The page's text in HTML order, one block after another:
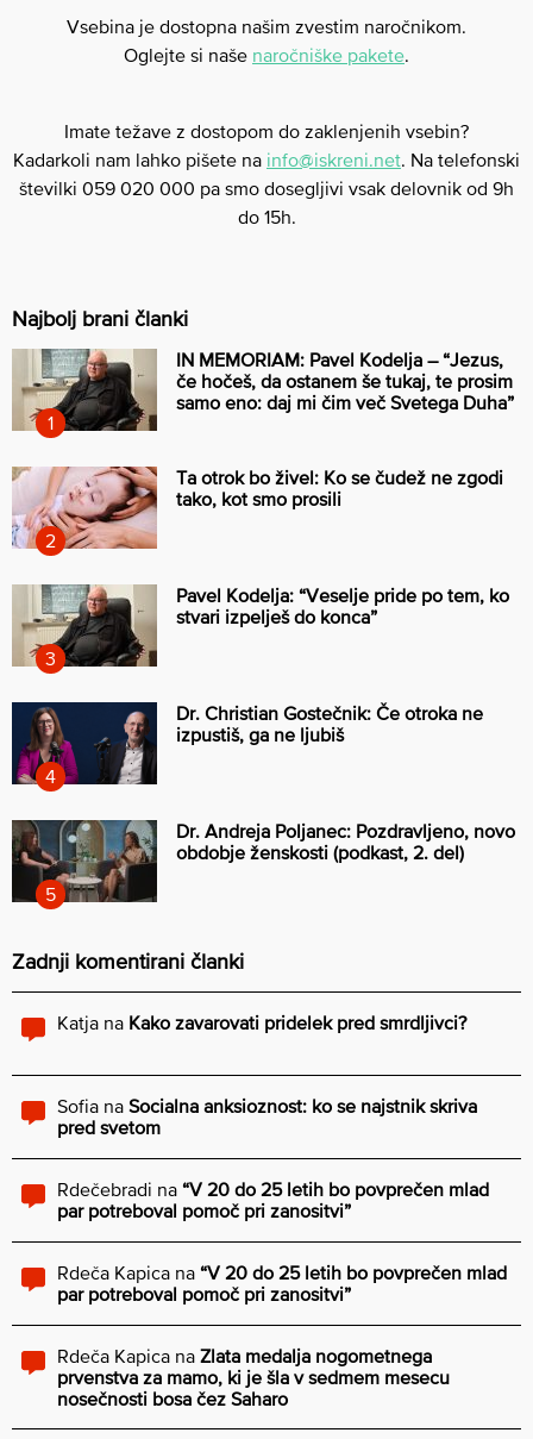
Vsebina je dostopna našim zvestim naročnikom.
Oglejte si naše naročniške pakete.
Imate težave z dostopom do zaklenjenih vsebin?
Kadarkoli nam lahko pišete na info@iskreni.net. Na telefonski
številki 059 020 000 pa smo dosegljivi vsak delovnik od 9h
do 15h.
Najbolj brani članki
IN MEMORIAM: Pavel Kodelja – “Jezus,
če hočeš, da ostanem še tukaj, te prosim
samo eno: daj mi čim več Svetega Duha”
Ta otrok bo živel: Ko se čudež ne zgodi
tako, kot smo prosili
Pavel Kodelja: “Veselje pride po tem, ko
stvari izpelješ do konca”
Dr. Christian Gostečnik: Če otroka ne
izpustiš, ga ne ljubiš
Dr. Andreja Poljanec: Pozdravljeno, novo
obdobje ženskosti (podkast, 2. del)
Zadnji komentirani članki
Katja na Kako zavarovati pridelek pred smrdljivci?
Sofia na Socialna anksioznost: ko se najstnik skriva
pred svetom
Rdečebradi na “V 20 do 25 letih bo povprečen mlad
par potreboval pomoč pri zanositvi”
Rdeča Kapica na “V 20 do 25 letih bo povprečen mlad
par potreboval pomoč pri zanositvi”
Rdeča Kapica na Zlata medalja nogometnega
prvenstva za mamo, ki je šla v sedmem mesecu
nosečnosti bosa čez Saharo